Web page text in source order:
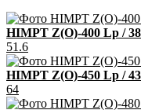
HIMPT Z(О)-400 Lp /
51.6
HIMPT Z(О)-450 Lp /
64